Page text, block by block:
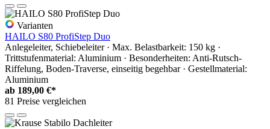
Varianten
HAILO S80 ProfiStep Duo
Anlegeleiter, Schiebeleiter · Max. Belastbarkeit: 150 kg ·
Trittstufenmaterial: Aluminium · Besonderheiten: Anti-Rutsch-
Riffelung, Boden-Traverse, einseitig begehbar · Gestellmaterial:
Aluminium
ab 189,00 €*
81 Preise vergleichen